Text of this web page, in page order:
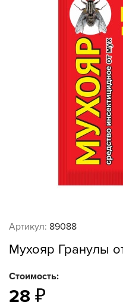
Артикул: 89088
Мухояр Гранулы
Стоимость:
28